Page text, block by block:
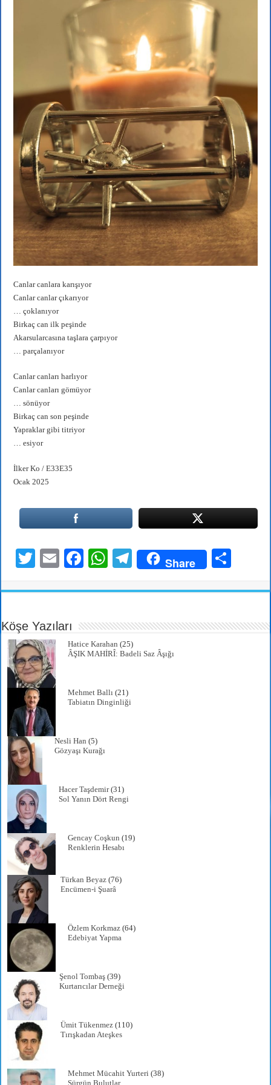
Canlar canlara karışıyor
Canlar canlar çıkarıyor
… çoklanıyor
Birkaç can ilk peşinde
Akarsularcasına taşlara çarpıyor
… parçalanıyor
Canlar canları harlıyor
Canlar canları gömüyor
… sönüyor
Birkaç can son peşinde
Yapraklar gibi titriyor
… esiyor
İlker Ko / E33E35
Ocak 2025
T
tte
r
E
ail
Fa
bo
W
ts
pp
Te
gr
m
Share
re
Köşe Yazıları
Hatice Karahan (25)
ÂŞIK MAHİRÎ: Badeli Saz Âşığı
Mehmet Ballı (21)
Tabiatın Dinginliği
Nesli Han (5)
Gözyaşı Kurağı
Hacer Taşdemir(31)
Sol Yanın Dört Rengi
Gencay Coşkun (19)
Renklerin Hesabı
Türkan Beyaz (76)
Encümen-i Şuarâ
Özlem Korkmaz (64)
Edebiyat Yapma
Şenol Tombaş (39)
Kurtarıcılar Derneği
Ümit Tükenmez (110)
Tırışkadan Ateşkes
Mehmet Mücahit Yurteri (38)
Sürgün Bulutlar